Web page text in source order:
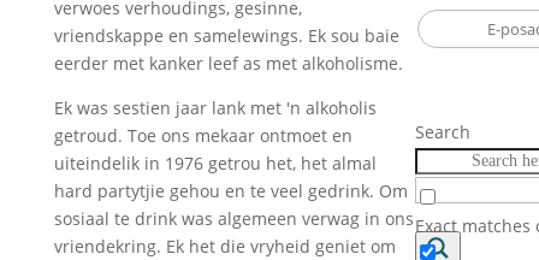
verwoes verhoudings, gesinne,
vriendskappe en samelewings. Ek sou baie
eerder met kanker leef as met alkoholisme.
Ek was sestien jaar lank met 'n alkoholis
getroud. Toe ons mekaar ontmoet en
uiteindelik in 1976 getrou het, het almal
hard partytjie gehou en te veel gedrink. Om
sosiaal te drink was algemeen verwag in ons
vriendekring. Ek het die vryheid geniet om
dapper nie.
Ek staan op.
absurditeit
Die meeste
Email
Address
Search
Exact matches